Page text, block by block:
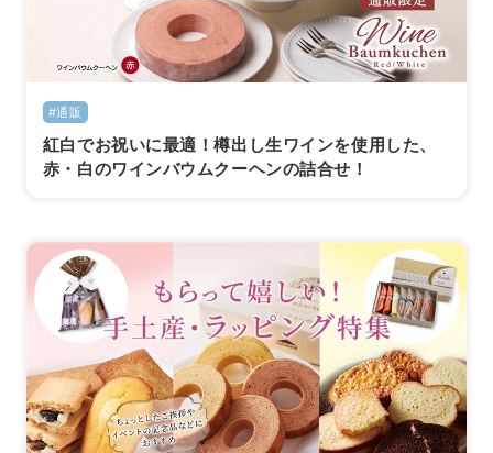
#通販
紅白でお祝いに最適！樽出し生ワインを使用した、
赤・白のワインバウムクーヘンの詰合せ！